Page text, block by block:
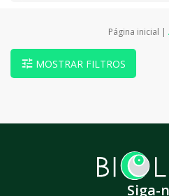
Página inicial |
MOSTRAR FILTROS
Siga-